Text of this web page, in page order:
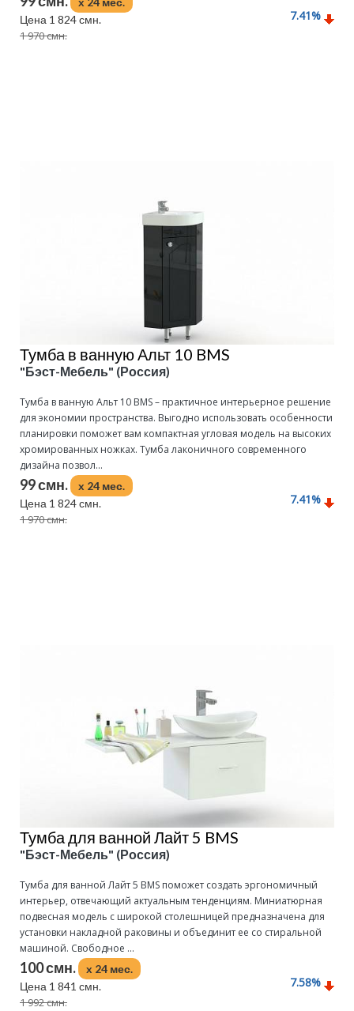
Цена 1 824 смн.
1 970 смн.
7.41%
Тумба в ванную Альт 10 BMS
"Бэст-Мебель" (Россия)
Тумба в ванную Альт 10 BMS – практичное интерьерное решение
для экономии пространства. Выгодно использовать особенности
планировки поможет вам компактная угловая модель на высоких
хромированных ножках. Тумба лаконичного современного
дизайна позвол...
99 смн.
x 24 мес.
Цена 1 824 смн.
1 970 смн.
7.41%
Тумба для ванной Лайт 5 BMS
"Бэст-Мебель" (Россия)
Тумба для ванной Лайт 5 BMS поможет создать эргономичный
интерьер, отвечающий актуальным тенденциям. Миниатюрная
подвесная модель с широкой столешницей предназначена для
установки накладной раковины и объединит ее со стиральной
машиной. Свободное ...
100 смн.
x 24 мес.
Цена 1 841 смн.
1 992 смн.
7.58%